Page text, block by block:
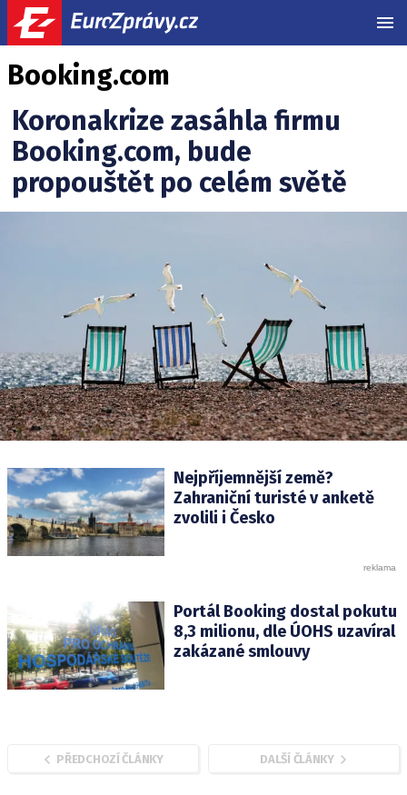
Booking.com
Koronakrize zasáhla firmu
Booking.com, bude
propouštět po celém světě
Nejpříjemnější země?
Zahraniční turisté v anketě
zvolili i Česko
Portál Booking dostal pokutu
8,3 milionu, dle ÚOHS uzavíral
zakázané smlouvy
PŘEDCHOZÍ ČLÁNKY DALŠÍ ČLÁNKY